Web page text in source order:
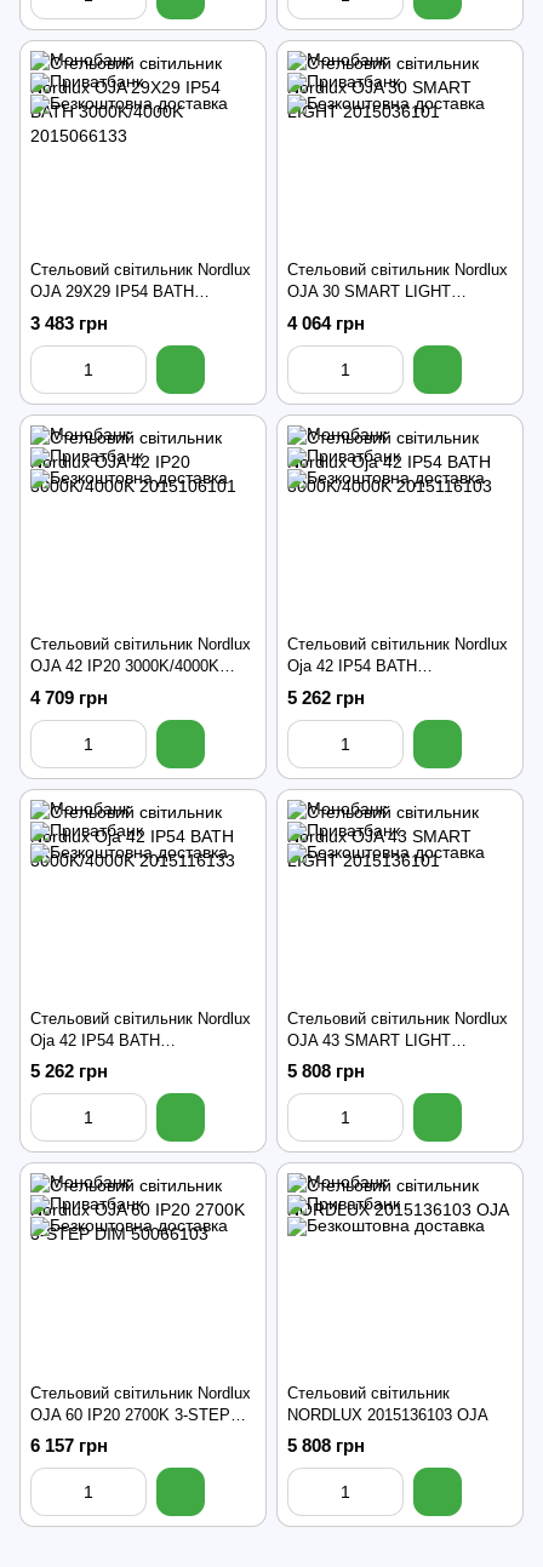
Стельовий світильник Nordlux
OJA 29X29 IP54 BATH
3000K/4000K 2015066133
3 483 грн
Стельовий світильник Nordlux
OJA 30 SMART LIGHT
2015036101
4 064 грн
Стельовий світильник Nordlux
OJA 42 IP20 3000K/4000K
2015106101
4 709 грн
Стельовий світильник Nordlux
Oja 42 IP54 BATH
3000K/4000K 2015116103
5 262 грн
Стельовий світильник Nordlux
Oja 42 IP54 BATH
3000K/4000K 2015116133
5 262 грн
Стельовий світильник Nordlux
OJA 43 SMART LIGHT
2015136101
5 808 грн
Стельовий світильник Nordlux
OJA 60 IP20 2700K 3-STEP
DIM 50066103
6 157 грн
Стельовий світильник
NORDLUX 2015136103 OJA
5 808 грн